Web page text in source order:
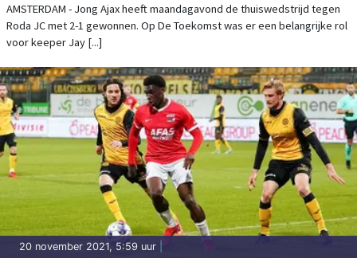
AMSTERDAM - Jong Ajax heeft maandagavond de thuiswedstrijd tegen
Roda JC met 2-1 gewonnen. Op De Toekomst was er een belangrijke rol
voor keeper Jay [...]
20 november 2021, 5:59 uur